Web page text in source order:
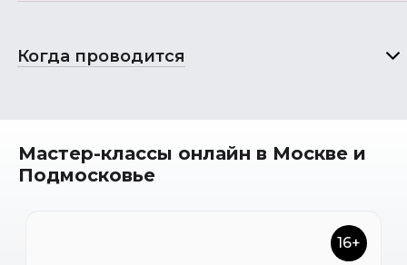
Когда проводится
Мастер-классы онлайн в Москве и
Подмосковье
16+